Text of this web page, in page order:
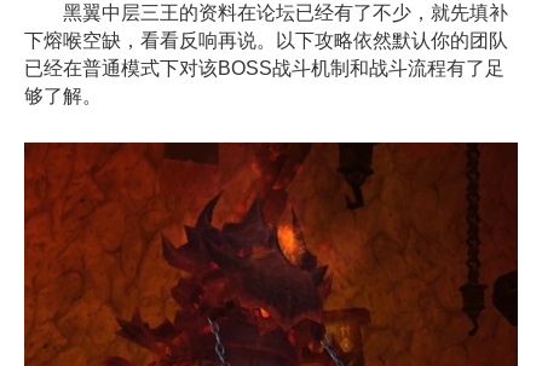
黑翼中层三王的资料在论坛已经有了不少，就先填补
下熔喉空缺，看看反响再说。以下攻略依然默认你的团队
已经在普通模式下对该BOSS战斗机制和战斗流程有了足
够了解。